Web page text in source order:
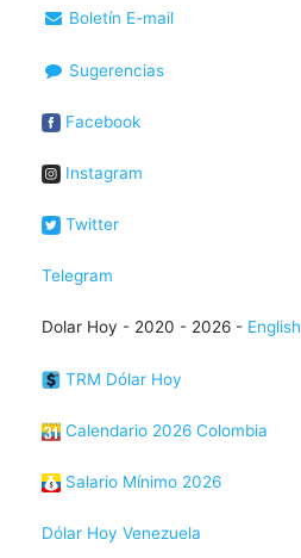
Boletín E-mail
Sugerencias
Facebook
Instagram
Twitter
Telegram
Dolar Hoy - 2020 - 2026 - English
TRM Dólar Hoy
Calendario 2026 Colombia
Salario Mínimo 2026
Dólar Hoy Venezuela